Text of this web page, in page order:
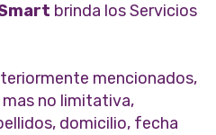
brinda los Servicios
mencionados,
no limitativa,
domicilio, fecha